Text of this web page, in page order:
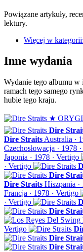
Powiązane artykuły,
lektury.
Więcej w
Inne wydania
Wydanie tego albumu
ramach tego samego
hubie tego kraju.
★
Dire
Dire Straits Australia ·
Czechosłowacja · 1978
Japonia · 1978 · Vertigo
· Vertigo
Dire
Dire Straits Hiszpania ·
Francja · 1978 · Vertigo
· Vertigo
Dire
Vertigo
Dire
Dire